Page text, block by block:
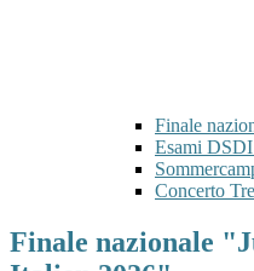
Finale
Esami
Concerto
Finale nazionale